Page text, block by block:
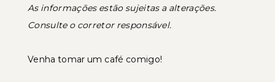
As informações estão sujeitas a alterações.
Consulte o corretor responsável.
Venha tomar um café comigo!